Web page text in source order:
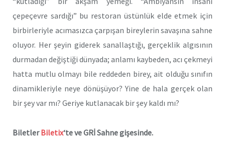
çepeçevre sardığı” bu restoran üstünlük elde etmek için
birbirleriyle acımasızca çarpışan bireylerin savaşına sahne
oluyor. Her şeyin giderek sanallaştığı, gerçeklik algısının
durmadan değiştiği dünyada; anlamı kaybeden, acı çekmeyi
hatta mutlu olmayı bile reddeden birey, ait olduğu sınıfın
dinamikleriyle neye dönüşüyor? Yine de hala gerçek olan
bir şey var mı? Geriye kutlanacak bir şey kaldı mı?
Biletler Biletix‘te ve GRİ Sahne gişesinde.